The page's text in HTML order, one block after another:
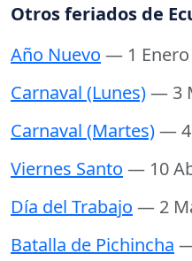
Otros feriados de
Año Nuevo — 1 Enero
Carnaval (Lunes)— 3
Carnaval (Martes)— 4
Viernes Santo — 10
Día del Trabajo — 2
Batalla de Pichincha